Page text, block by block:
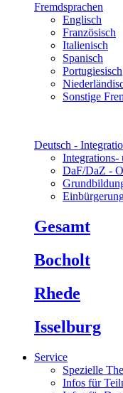
Fremdsprachen
Englisch
Französisch
Italienisch
Spanisch
Portugiesisch
Sonstige
Deutsch -
Integrations-
DaF/DaZ -
Gesamt
Bocholt
Rhede
Isselburg
Service
Spezielle
Infos für